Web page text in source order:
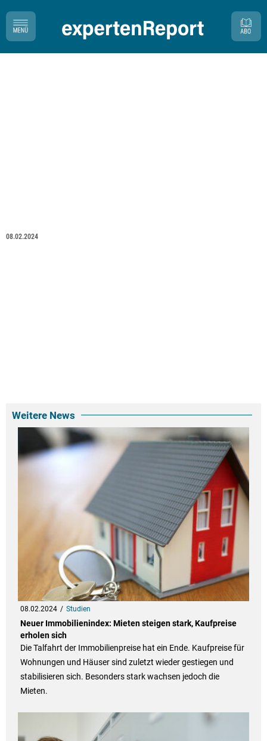
08.02.2024
Weitere News
08.02.2024 Studien
Neuer Immobilienindex: Mieten steigen stark, Kaufpreise
erholen sich
Die Talfahrt der Immobilienpreise hat ein Ende. Kaufpreise für
Wohnungen und Häuser sind zuletzt wieder gestiegen und
stabilisieren sich. Besonders stark wachsen jedoch die
Mieten.